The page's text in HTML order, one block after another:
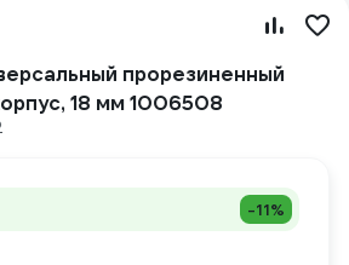
прорезиненный
18 мм 1006508
-11%